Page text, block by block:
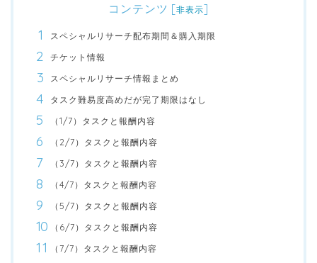
コンテンツ [非表示]
スペシャルリサーチ配布期間＆購入期限
チケット情報
スペシャルリサーチ情報まとめ
タスク難易度高めだが完了期限はなし
（1/7）タスクと報酬内容
（2/7）タスクと報酬内容
（3/7）タスクと報酬内容
（4/7）タスクと報酬内容
（5/7）タスクと報酬内容
（6/7）タスクと報酬内容
（7/7）タスクと報酬内容